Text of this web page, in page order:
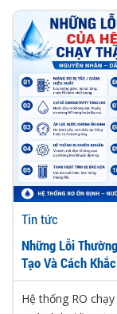
Tin tức
Những Lỗi
Tạo Và Cách
Hệ thống RO